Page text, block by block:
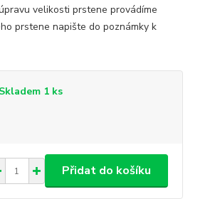
velikosti prstene provádíme
prstene napište do poznámky k
Skladem 1 ks
Přidat do košíku